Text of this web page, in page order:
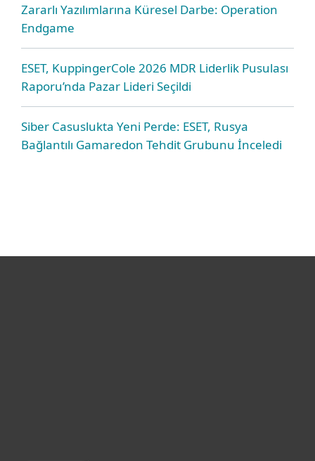
Zararlı Yazılımlarına Küresel Darbe: Operation
Endgame
ESET, KuppingerCole 2026 MDR Liderlik Pusulası
Raporu’nda Pazar Lideri Seçildi
Siber Casuslukta Yeni Perde: ESET, Rusya
Bağlantılı Gamaredon Tehdit Grubunu İnceledi